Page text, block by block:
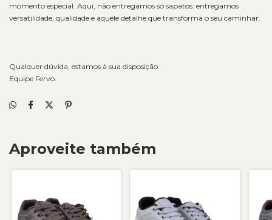
momento especial. Aqui, não entregamos só sapatos: entregamos
versatilidade, qualidade e aquele detalhe que transforma o seu caminhar.
Qualquer dúvida, estamos à sua disposição.
Equipe Fervo.
Aproveite também